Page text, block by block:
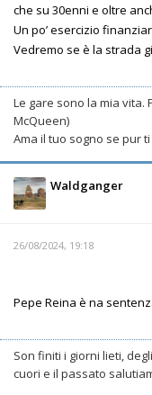
che su 30enni e oltre
Un po’ esercizio
Vedremo se è la strada
Le gare sono la mia vita.
McQueen)
Ama il tuo sogno se pur
Waldganger
26/08/2024, 19:18
Pepe Reina è na
Son finiti i giorni lieti,
cuori e il passato